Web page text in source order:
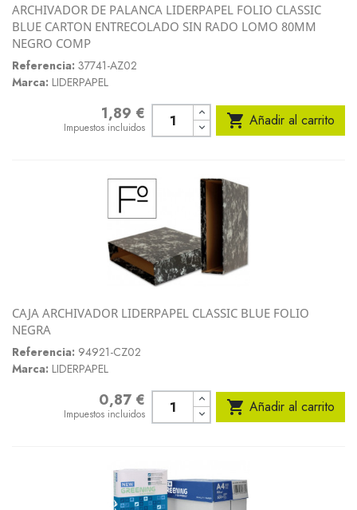
ARCHIVADOR DE PALANCA LIDERPAPEL FOLIO CLASSIC
BLUE CARTON ENTRECOLADO SIN RADO LOMO 80MM
NEGRO COMP
Referencia: 37741-AZ02
Marca: LIDERPAPEL
1,89 €
Impuestos incluidos  Añadir al carrito
CAJA ARCHIVADOR LIDERPAPEL CLASSIC BLUE FOLIO
NEGRA
Referencia: 94921-CZ02
Marca: LIDERPAPEL
0,87 €
Impuestos incluidos  Añadir al carrito